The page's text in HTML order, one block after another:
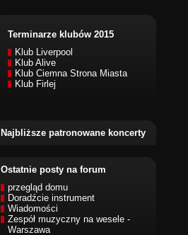
Terminarze klubów 2015
Klub Liverpool
Klub Alive
Klub Ciemna Strona Miasta
Klub Firlej
Najbliższe patronowane koncerty
Ostatnie posty na forum
przegląd domu
Doradźcie instrument
Wiadomości
Zespół muzyczny na wesele -
Warszawa